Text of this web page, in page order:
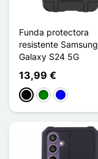
Funda protectora
resistente Samsung
Galaxy S24 5G
13,99 €
NegroVerdeAzul